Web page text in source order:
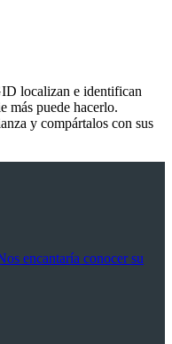
localizan e identifican
más puede hacerlo.
y compártalos con sus
encantaría conocer su